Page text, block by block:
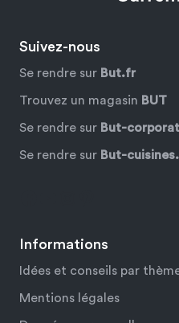
Informations
Idées et conseils par
Mentions légales
Suivez-nous
Se rendre sur But.fr
Trouvez un magasin BUT
Se rendre sur But-
Se rendre sur But-